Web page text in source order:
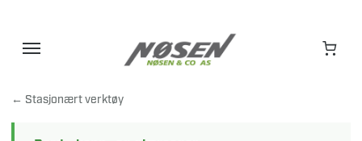
← Stasjonært verktøy